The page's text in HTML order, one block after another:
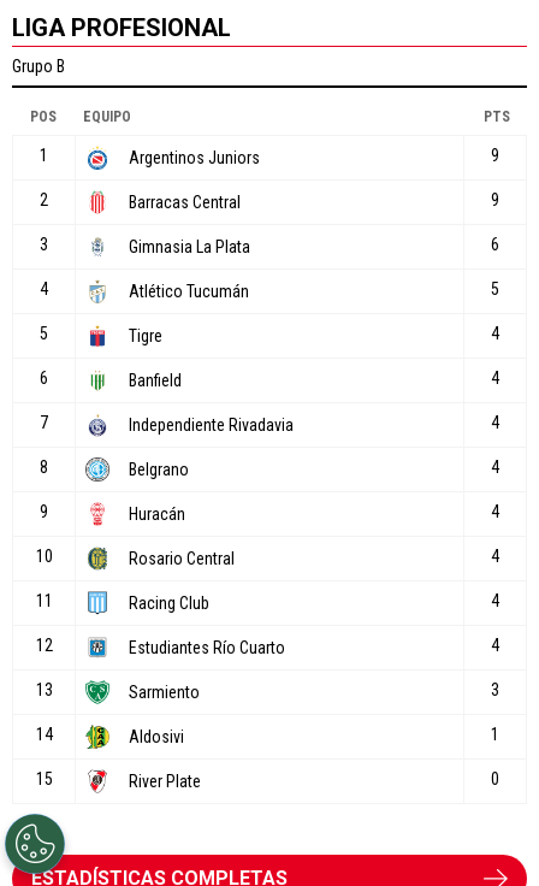
LIGA PROFESIONAL
ESTADÍSTICAS COMPLETAS